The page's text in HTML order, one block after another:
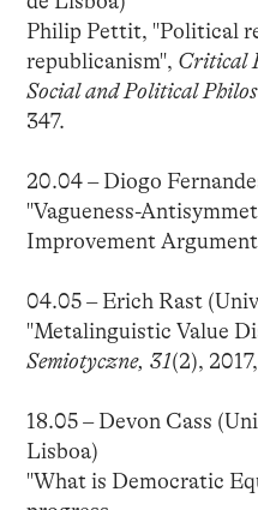
Philip Pettit, "Political
republicanism", Critical
Social and Political
347.
20.04 – Diogo
"Vagueness-
Improvement
04.05 – Erich Rast
"Metalinguistic Value
Semiotyczne, 31(2),
18.05 – Devon Cass
Lisboa)
"What is Democratic